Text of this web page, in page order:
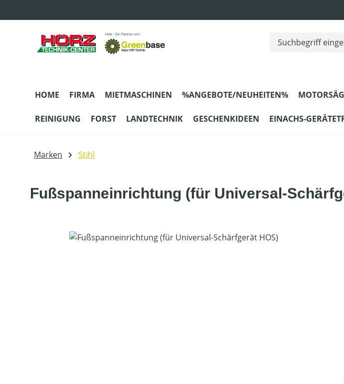
HOME FIRMA MIETMASCHINEN %ANGEBOTE/NEUHEITEN%
REINIGUNG FORST LANDTECHNIK GESCHENKIDEEN EINACHS-
Marken Stihl
Fußspanneinrichtung (für Universal-
Bildergalerie überspringen